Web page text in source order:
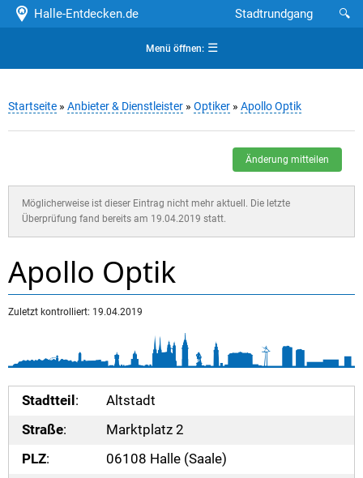
Halle-Entdecken.de 🔍
Stadtrundgang
Menü öffnen:☰
Startseite » Anbieter & Dienstleister » Optiker » Apollo Optik
Änderung mitteilen
Möglicherweise ist dieser Eintrag nicht mehr aktuell. Die letzte
Überprüfung fand bereits am 19.04.2019 statt.
Apollo Optik
Zuletzt kontrolliert: 19.04.2019
Stadtteil :
Altstadt
Straße:
Marktplatz 2
PLZ:
06108 Halle (Saale)